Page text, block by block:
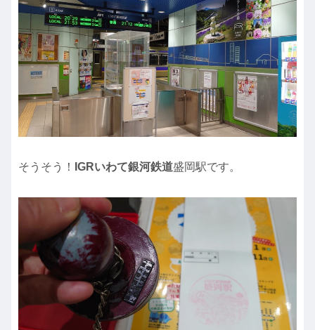
そうそう！ IGRいわて銀河鉄道盛岡駅です。